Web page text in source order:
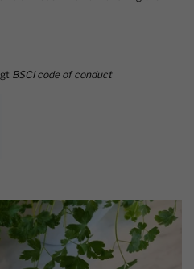
BSCI code of conduct